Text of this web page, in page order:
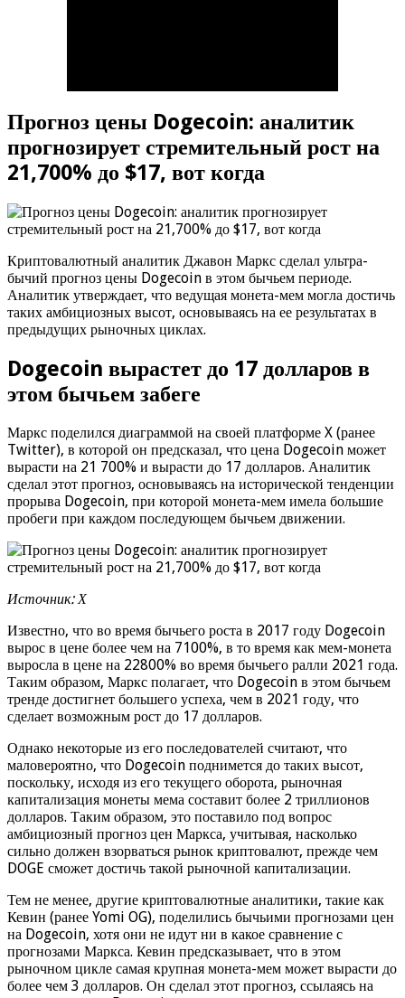
Прогноз цены Dogecoin: аналитик
прогнозирует стремительный рост на
21,700% до $17, вот когда
Криптовалютный аналитик Джавон Маркс сделал ультра-
бычий прогноз цены Dogecoin в этом бычьем периоде.
Аналитик утверждает, что ведущая монета-мем могла достичь
таких амбициозных высот, основываясь на ее результатах в
предыдущих рыночных циклах.
Dogecoin вырастет до 17 долларов в
этом бычьем забеге
Маркс поделился диаграммой на своей платформе X (ранее
Twitter), в которой он предсказал, что цена Dogecoin может
вырасти на 21 700% и вырасти до 17 долларов. Аналитик
сделал этот прогноз, основываясь на исторической тенденции
прорыва Dogecoin, при которой монета-мем имела большие
пробеги при каждом последующем бычьем движении.
Источник: Х
Известно, что во время бычьего роста в 2017 году Dogecoin
вырос в цене более чем на 7100%, в то время как мем-монета
выросла в цене на 22800% во время бычьего ралли 2021 года.
Таким образом, Маркс полагает, что Dogecoin в этом бычьем
тренде достигнет большего успеха, чем в 2021 году, что
сделает возможным рост до 17 долларов.
Однако некоторые из его последователей считают, что
маловероятно, что Dogecoin поднимется до таких высот,
поскольку, исходя из его текущего оборота, рыночная
капитализация монеты мема составит более 2 триллионов
долларов. Таким образом, это поставило под вопрос
амбициозный прогноз цен Маркса, учитывая, насколько
сильно должен взорваться рынок криптовалют, прежде чем
DOGE сможет достичь такой рыночной капитализации.
Тем не менее, другие криптовалютные аналитики, такие как
Кевин (ранее Yomi OG), поделились бычьими прогнозами цен
на Dogecoin, хотя они не идут ни в какое сравнение с
прогнозами Маркса. Кевин предсказывает, что в этом
рыночном цикле самая крупная монета-мем может вырасти до
более чем 3 долларов. Он сделал этот прогноз, ссылаясь на